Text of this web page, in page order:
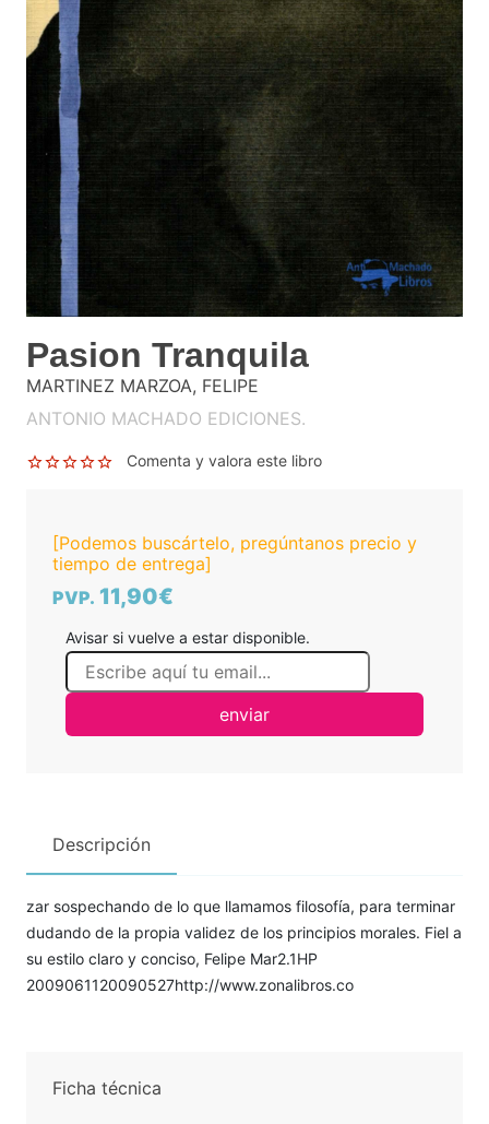
Pasion Tranquila
MARTINEZ MARZOA, FELIPE
ANTONIO MACHADO EDICIONES.
Comenta y valora este libro
[Podemos buscártelo, pregúntanos precio y
tiempo de entrega]
PVP. 11,90€
Avisar si vuelve a estar disponible.
enviar
Descripción
zar sospechando de lo que llamamos filosofía, para terminar
dudando de la propia validez de los principios morales. Fiel a
su estilo claro y conciso, Felipe Mar2.1HP
2009061120090527http://www.zonalibros.co
Ficha técnica